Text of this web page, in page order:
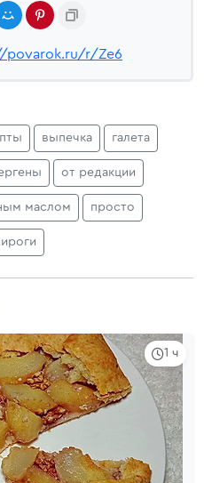
povarok.ru/r/Ze6
выпечка галета
от редакции
маслом просто
1 ч